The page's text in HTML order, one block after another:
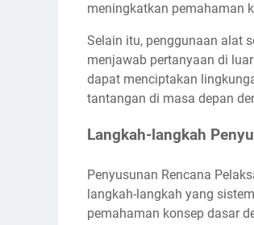
meningkatkan pemahaman
Selain itu, penggunaan alat
menjawab pertanyaan di
dapat menciptakan
tantangan di masa depan
Langkah-langkah
Penyusunan Rencana
langkah-langkah yang
pemahaman konsep dasar